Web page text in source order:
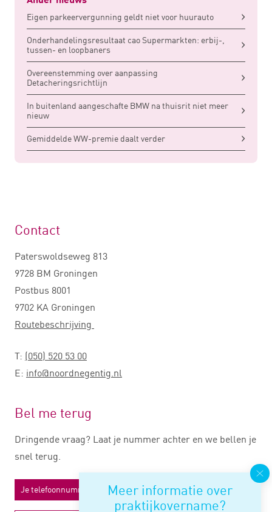
Eigen parkeervergunning geldt niet voor huurauto
Onderhandelingsresultaat cao Supermarkten: erbij-,
tussen- en loopbaners
Overeenstemming over aanpassing
Detacheringsrichtlijn
In buitenland aangeschafte BMW na thuisrit niet meer
nieuw
Gemiddelde WW-premie daalt verder
Meer informatie over
praktijkovername?
Contact
Paterswoldseweg 813
9728 BM Groningen
Postbus 8001
9702 KA Groningen
Routebeschrijving
T: (050) 520 53 00
E: info@noordnegentig.nl
Bel me terug
Dringende vraag? Laat je nummer achter en we bellen je
snel terug.